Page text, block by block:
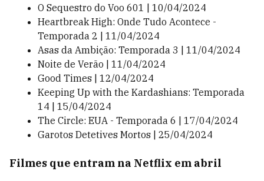
O Sequestro do Voo 601 | 10/04/2024
Heartbreak High: Onde Tudo Acontece -
Temporada 2 | 11/04/2024
Asas da Ambição: Temporada 3 | 11/04/2024
Noite de Verão | 11/04/2024
Good Times | 12/04/2024
Keeping Up with the Kardashians: Temporada
14 | 15/04/2024
The Circle: EUA - Temporada 6 | 17/04/2024
Garotos Detetives Mortos | 25/04/2024
Filmes que entram na Netflix em abril